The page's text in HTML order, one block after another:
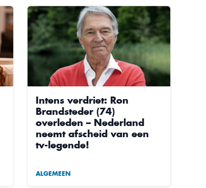
Intens verdriet: Ron
Brandsteder (74)
overleden – Nederland
neemt afscheid van een
tv-legende!
ALGEMEEN